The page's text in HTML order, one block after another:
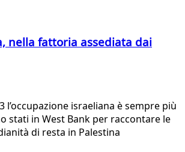
nella fattoria assediata dai
l’occupazione israeliana è sempre più
stati in West Bank per raccontare le
di resta in Palestina